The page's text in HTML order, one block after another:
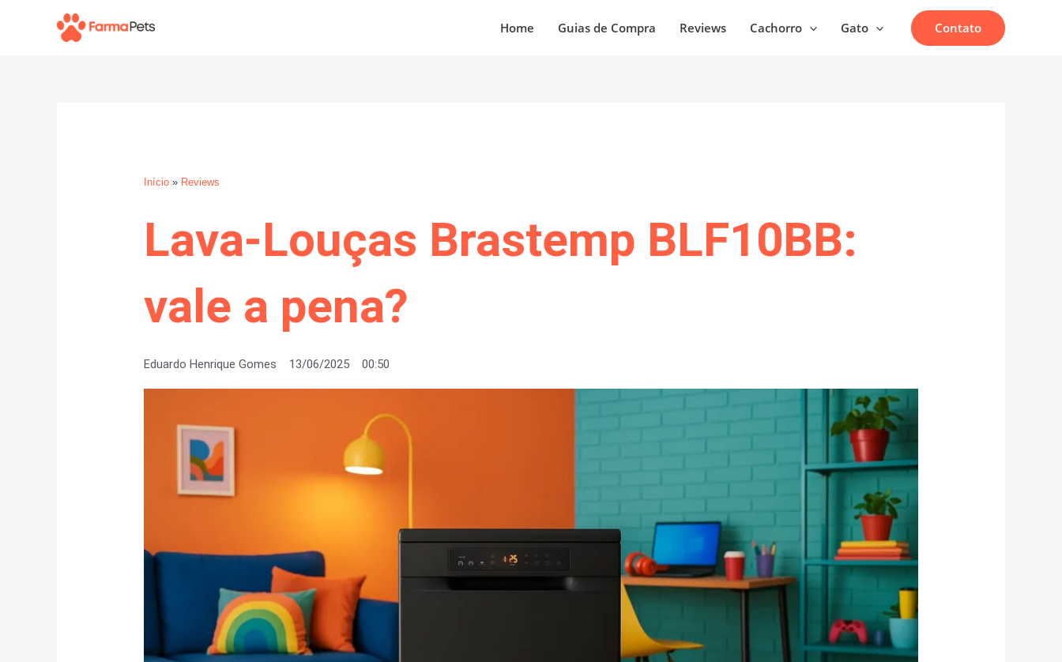
Home Guias de Compra Reviews Cachorro Gato Contato
Início » Reviews
Lava-Louças Brastemp BLF10BB:
vale a pena?
Eduardo Henrique Gomes 13/06/2025 00:50